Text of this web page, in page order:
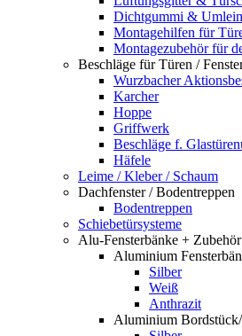
Dichtgummi &
Montagehilfen für
Montagezubehör für
Beschläge für Türen /
Wurzbacher
Karcher
Hoppe
Griffwerk
Beschläge f.
Häfele
Leime / Kleber / Schaum
Dachfenster / Bodentreppen
Bodentreppen
Schiebetürsysteme
Alu-Fensterbänke + Zubehör
Aluminium
Silber
Weiß
Anthrazit
Aluminium